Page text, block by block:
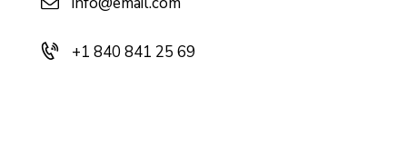
+1 840 841 25 69